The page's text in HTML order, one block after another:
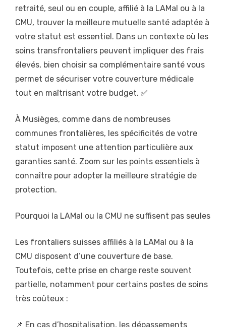
retraité, seul ou en couple, affilié à la LAMal ou à la
CMU, trouver la meilleure mutuelle santé adaptée à
votre statut est essentiel. Dans un contexte où les
soins transfrontaliers peuvent impliquer des frais
élevés, bien choisir sa complémentaire santé vous
permet de sécuriser votre couverture médicale
tout en maîtrisant votre budget. ✅
À Musièges, comme dans de nombreuses
communes frontalières, les spécificités de votre
statut imposent une attention particulière aux
garanties santé. Zoom sur les points essentiels à
connaître pour adopter la meilleure stratégie de
protection.
Pourquoi la LAMal ou la CMU ne suffisent pas seules
Les frontaliers suisses affiliés à la LAMal ou à la
CMU disposent d’une couverture de base.
Toutefois, cette prise en charge reste souvent
partielle, notamment pour certains postes de soins
très coûteux :
📌 En cas d’hospitalisation, les dépassements